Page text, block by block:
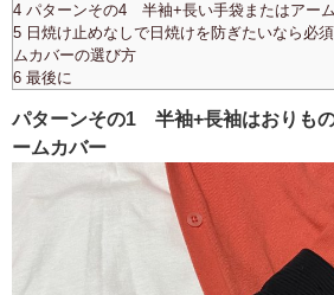
4 パターンその4 半袖+長い手袋またはアー
5 日焼け止めなしで日焼けを防ぎたいなら必
ムカバーの選び方
6 最後に
パターンその1 半袖+長袖はおりも
ームカバー